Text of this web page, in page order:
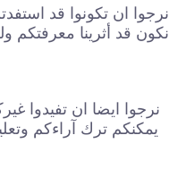
نرجوا ان تكونوا قد
نكون قد أثرينا معرفتكم
نرجوا ايضا ان تفيدوا
يمكنكم ترك آراءكم